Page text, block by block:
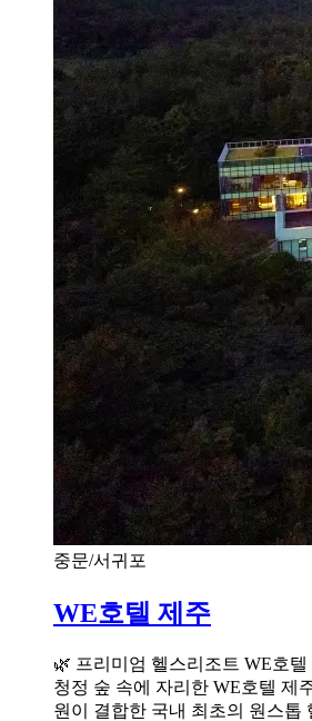
중문/서귀포
WE호텔 제주
🌿 프리미엄 헬스리조트 WE호
청정 숲 속에 자리한 WE호텔 제
원이 결합한 국내 최초의 원스톱